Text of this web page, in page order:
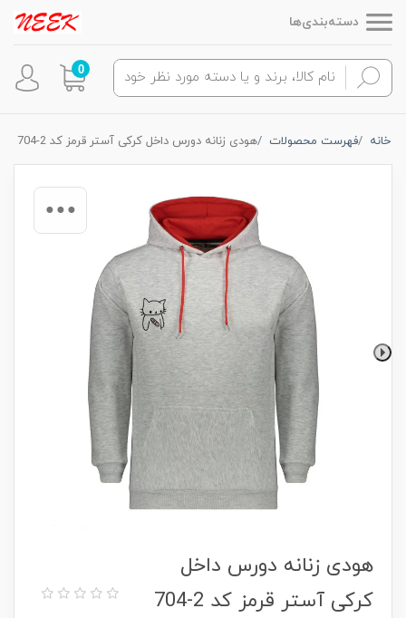
دسته‌بندی‌ها
0
خانه فهرست محصولات هودی زنانه دورس داخل کرکی آستر قرمز کد 2-704
هودی زنانه دورس داخل
کرکی آستر قرمز کد 2-704